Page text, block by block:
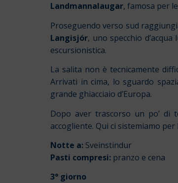
Landmannalaugar, famosa per
Proseguendo verso sud
Langisjór, uno specchio
escursionistica.
La salita non è tecnicamente
Arrivati in cima, lo sguardo
grande ghiacciaio d’Europa.
Dopo aver trascorso un po’ di
accogliente. Qui ci sistemiamo
Notte a: Sveinstindur
Pasti compresi: pranzo e cena
3° giorno